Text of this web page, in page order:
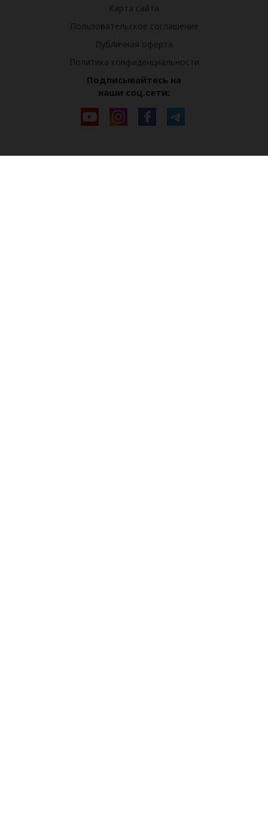
Карта сайта
Пользовательское соглашение
Публичная оферта
Политика конфиденциальности
Подписывайтесь на
наши соц.сети: